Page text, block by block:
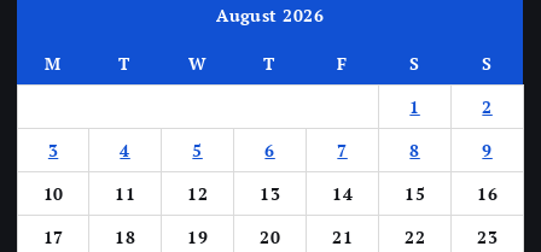
August 2026
M T W T F S
S
1
2
3
4 5 6 7 8
9
10
11 12 13 14 15
16
17
18 19 20 21 22
23